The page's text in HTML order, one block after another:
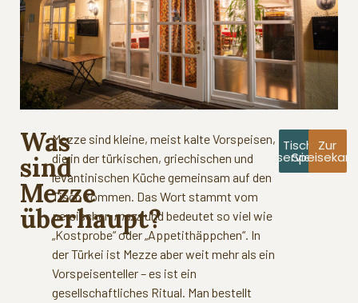
Was
sind
Mezze
überhaupt?
Mezze sind kleine, meist kalte Vorspeisen,
die in der türkischen, griechischen und
levantinischen Küche gemeinsam auf den
Tisch kommen. Das Wort stammt vom
persischenmazaund bedeutet so viel wie
„Kostprobe“ oder „Appetithäppchen“. In
der Türkei ist Mezze aber weit mehr als ein
Vorspeisenteller – es ist ein
gesellschaftliches Ritual. Man bestellt
Tisch
reservieren
Zur